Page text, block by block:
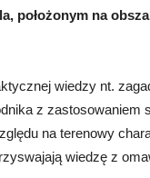
położonym na
wiedzy nt.
z
na terenowy
wiedzę z